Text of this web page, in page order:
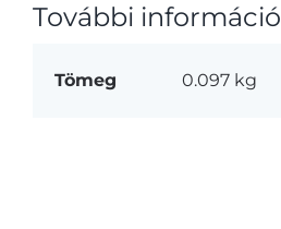
További információ
Tömeg 0.097 kg